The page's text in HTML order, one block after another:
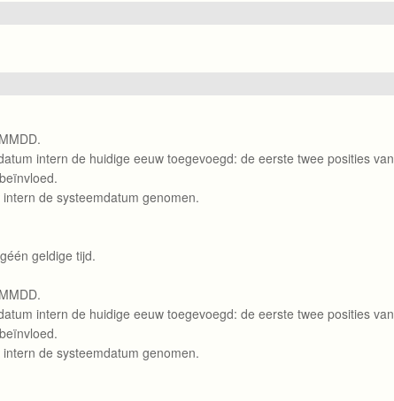
intern de huidige eeuw toegevoegd: de eerste twee posities van
de systeemdatum genomen.
geldige tijd.
intern de huidige eeuw toegevoegd: de eerste twee posities van
de systeemdatum genomen.